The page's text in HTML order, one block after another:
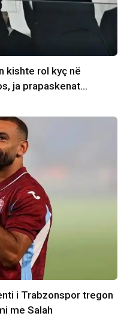
kishte rol kyç në
ja prapaskenat…
i Trabzonspor tregon
me Salah